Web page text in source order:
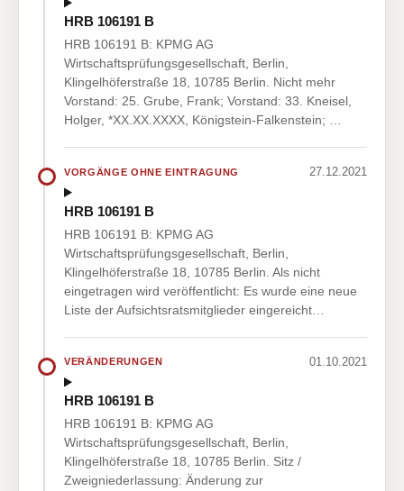
HRB 106191 B
HRB 106191 B: KPMG AG
Wirtschaftsprüfungsgesellschaft, Berlin,
Klingelhöferstraße 18, 10785 Berlin. Nicht mehr
Vorstand: 25. Grube, Frank; Vorstand: 33. Kneisel,
Holger, *XX.XX.XXXX, Königstein-Falkenstein; …
VORGÄNGE OHNE EINTRAGUNG 27.12.2021
HRB 106191 B
HRB 106191 B: KPMG AG
Wirtschaftsprüfungsgesellschaft, Berlin,
Klingelhöferstraße 18, 10785 Berlin. Als nicht
eingetragen wird veröffentlicht: Es wurde eine neue
Liste der Aufsichtsratsmitglieder eingereicht…
VERÄNDERUNGEN 01.10.2021
HRB 106191 B
HRB 106191 B: KPMG AG
Wirtschaftsprüfungsgesellschaft, Berlin,
Klingelhöferstraße 18, 10785 Berlin. Sitz /
Zweigniederlassung: Änderung zur